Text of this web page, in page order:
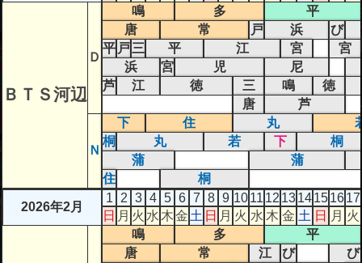
ＢＴＳ河辺
Ｄ
鳴 多
平
唐
常 戸 浜
び
平 戸三 平 江 宮
宮
浜
宮 児
尼
芦
江 徳 三 鳴
徳
唐
芦
Ｎ
下 住 丸
桐
丸 若 下
桐
蒲
蒲
住
桐
2026年2月
1 2 3 4 5 6 7 8 9 1011 12 1314151617
日 月 火 水 木金 土 日 月 火 水 木 金 土 日 月 火
鳴 多
平
唐
常 江 び
び